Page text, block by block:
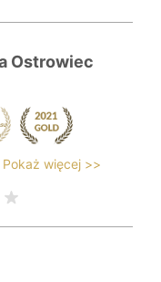
Ostrowiec
Pokaż więcej >>